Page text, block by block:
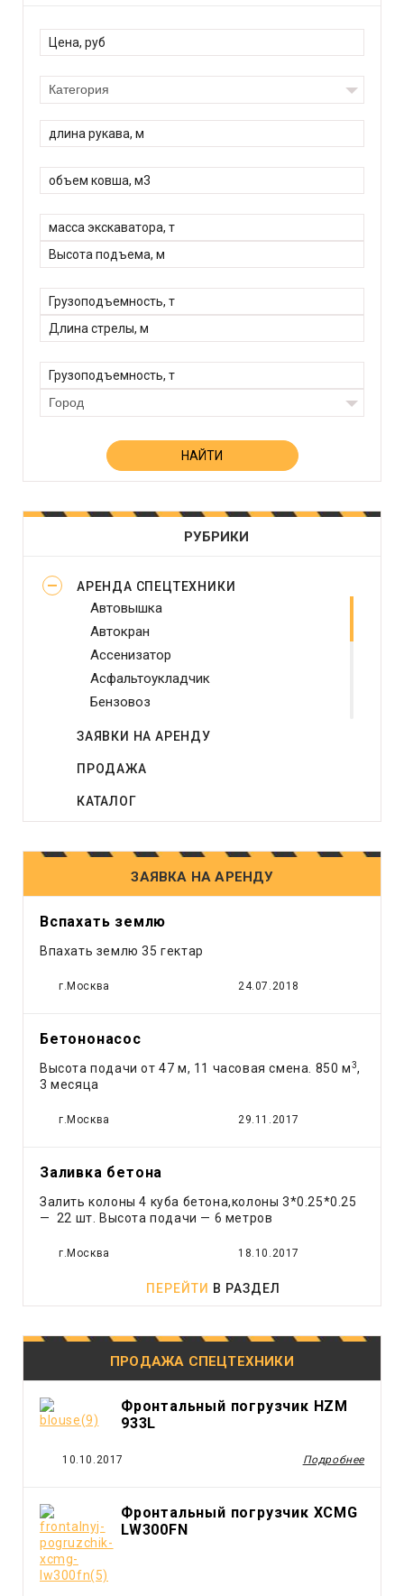
Категория
Город
РУБРИКИ
АРЕНДА СПЕЦТЕХНИКИ
Автовышка
Автокран
Ассенизатор
Асфальтоукладчик
Бензовоз
Виброплита
Генератор
Грейдер
Лесовоз
Манипулятор
Самосвал
Трактор
Эвакуатор
Экскаватор
Экскаватор - погрузчик
ЗАЯВКИ НА АРЕНДУ
ПРОДАЖА
КАТАЛОГ
ЗАЯВКА НА АРЕНДУ
Вспахать землю
Впахать землю 35 гектар
г.Москва 24.07.2018
Бетононасос
Высота подачи от 47 м, 11 часовая смена. 850 м3,
3 месяца
г.Москва 29.11.2017
Заливка бетона
Залить колоны 4 куба бетона,колоны 3*0.25*0.25
— 22 шт. Высота подачи — 6 метров
г.Москва 18.10.2017
ПЕРЕЙТИ В РАЗДЕЛ
ПРОДАЖА СПЕЦТЕХНИКИ
Фронтальный погрузчик HZM
933L
10.10.2017 Подробнее
Фронтальный погрузчик XCMG
LW300FN